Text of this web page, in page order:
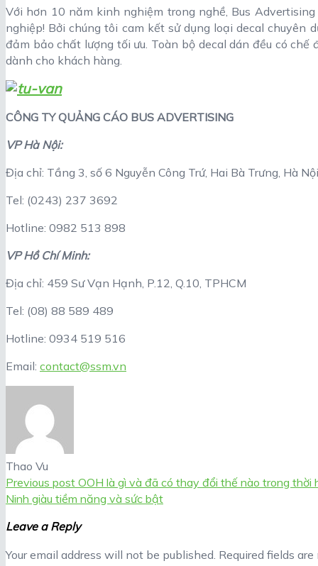
Với hơn 10 năm kinh nghiệm trong nghề, Bus
nghiệp! Bởi chúng tôi cam kết sử dụng loại decal
đảm bảo chất lượng tối ưu. Toàn bộ decal dán đều có
dành cho khách hàng.
CÔNG TY QUẢNG CÁO BUS ADVERTISING
VP Hà Nội:
Địa chỉ: Tầng 3, số 6 Nguyễn Công Trứ, Hai Bà Trưng, Hà Nội
Tel: (0243) 237 3692
Hotline: 0982 513 898
VP Hồ Chí Minh:
Địa chỉ: 459 Sư Vạn Hạnh, P.12, Q.10, TPHCM
Tel: (08) 88 589 489
Hotline: 0934 519 516
Email: contact@ssm.vn
Thao Vu
Previous post OOH là gì và đã có thay đổi thế nào trong thời
Ninh giàu tiềm năng và sức bật
Leave a Reply
Your email address will not be published. Required fields